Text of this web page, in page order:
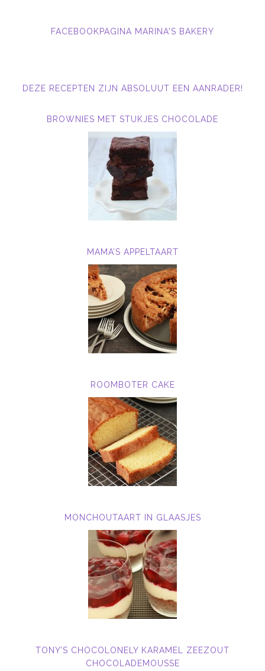
FACEBOOKPAGINA MARINA'S BAKERY
DEZE RECEPTEN ZIJN ABSOLUUT EEN AANRADER!
BROWNIES MET STUKJES CHOCOLADE
MAMA’S APPELTAART
ROOMBOTER CAKE
MONCHOUTAART IN GLAASJES
TONY’S CHOCOLONELY KARAMEL ZEEZOUT
CHOCOLADEMOUSSE